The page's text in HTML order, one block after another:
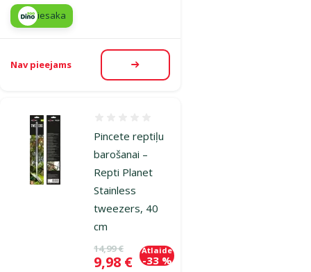
iesaka
Nav pieejams Apskatīt
Pincete reptiļu
barošanai –
Repti Planet
Stainless
tweezers, 40
cm
Oriģinālā cena
14,99 €
Cena
9,98 €
Atlaide
-33 %